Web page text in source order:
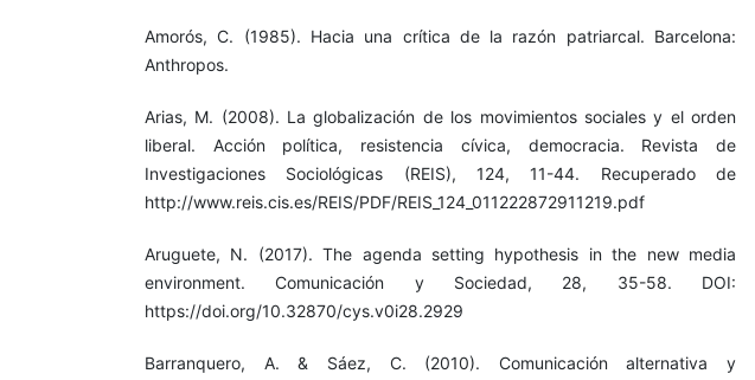
Amorós, C. (1985). Hacia una crítica de la razón patriarcal. Barcelona:
Anthropos.
Arias, M. (2008). La globalización de los movimientos sociales y el orden
liberal. Acción política, resistencia cívica, democracia. Revista de
Investigaciones Sociológicas (REIS), 124, 11-44. Recuperado de
http://www.reis.cis.es/REIS/PDF/REIS_124_011222872911219.pdf
Aruguete, N. (2017). The agenda setting hypothesis in the new media
environment. Comunicación y Sociedad, 28, 35-58. DOI:
https://doi.org/10.32870/cys.v0i28.2929
Barranquero, A. & Sáez, C. (2010). Comunicación alternativa y